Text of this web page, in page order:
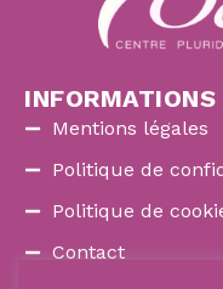
INFORMATIONS
Mentions légales
Politique de
Politique de
Contact